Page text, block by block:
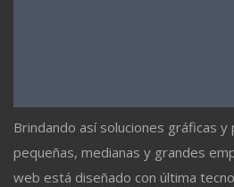
Brindando así soluciones gráficas
pequeñas, medianas y grandes
web está diseñado con última